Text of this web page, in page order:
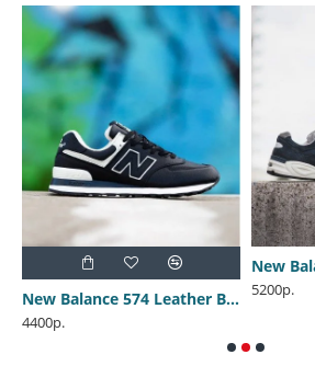
New Balance 574 Leather Brown-Black V2
4400р.
New
5200р.